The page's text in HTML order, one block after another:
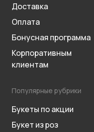
Доставка
Оплата
Бонусная программа
Корпоративным
клиентам
Популярные рубрики
Букеты по акции
Букет из роз